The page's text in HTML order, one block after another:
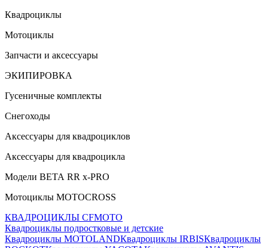
Квадроциклы
Мотоциклы
Запчасти и аксессуары
ЭКИПИРОВКА
Гусеничные комплекты
Снегоходы
Аксессуары для квадроциклов
Аксессуары для квадроцикла
Модели ВЕТА RR x-PRO
Мотоциклы MOTOCROSS
КВАДРОЦИКЛЫ CFMOTO
Квадроциклы подростковые и детские
Квадроциклы MOTOLANDКвадроциклы IRBISКвадроциклы